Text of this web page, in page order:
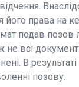
права на
подав позов
не всі
В
позову.